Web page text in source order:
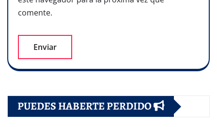
comente.
PUEDES HABERTE PERDIDO